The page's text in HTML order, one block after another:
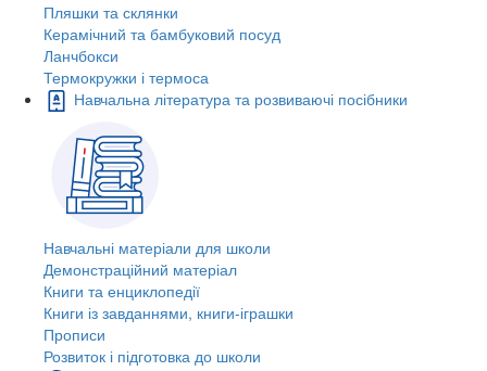
Пляшки та склянки
Керамічний та бамбуковий посуд
Ланчбокси
Термокружки і термоса
Навчальна література та розвиваючі посібники
Навчальні матеріали для школи
Демонстраційний матеріал
Книги та енциклопедії
Книги із завданнями, книги-іграшки
Прописи
Розвиток і підготовка до школи